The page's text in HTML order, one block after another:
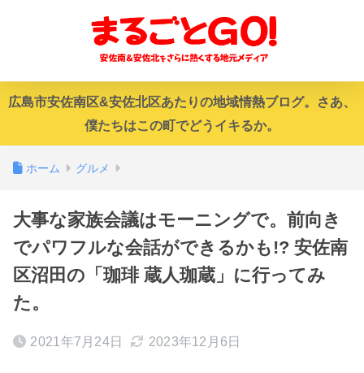
広島市安佐南区&安佐北区あたりの地域情熱ブログ。さあ、
僕たちはこの町でどうイキるか。
ホーム グルメ
大事な家族会議はモーニングで。前向き
でパワフルな会話ができるかも!? 安佐南
区沼田の「珈琲 蔵人珈蔵」に行ってみ
た。
2021年7月24日 2023年12月6日